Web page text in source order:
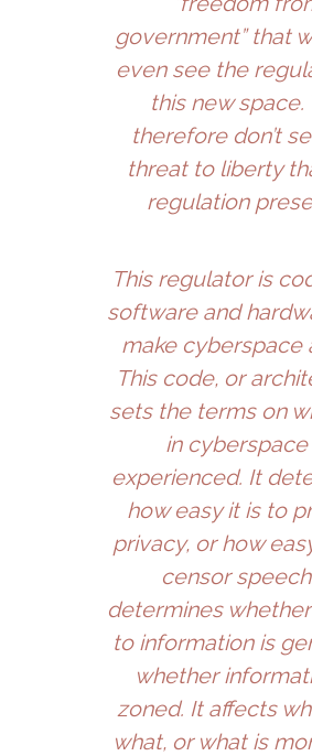
government” that
even see the
this new space.
therefore don’t
threat to liberty
regulation
This regulator is
software and
make cyberspace
This code, or
sets the terms on
in cyberspace
experienced. It
how easy it is to
privacy, or how
censor
determines
to information is
whether
zoned. It affects
what, or what is